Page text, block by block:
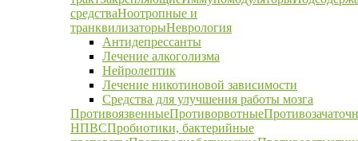
средстваНоотропные и
транквилизаторыНеврология
Антидепрессанты
Лечение алкоголизма
Нейролептик
Лечение никотиновой зависимости
Средства для улучшения работы мозга
ПротивоязвенныеПротиворвотные
НПВСПробиотики, бактерийные